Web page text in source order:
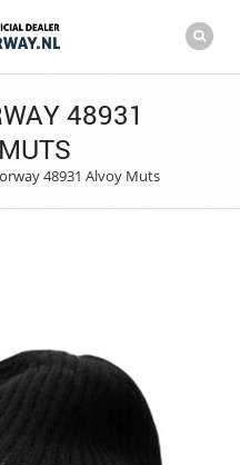
48931
48931 Alvoy Muts